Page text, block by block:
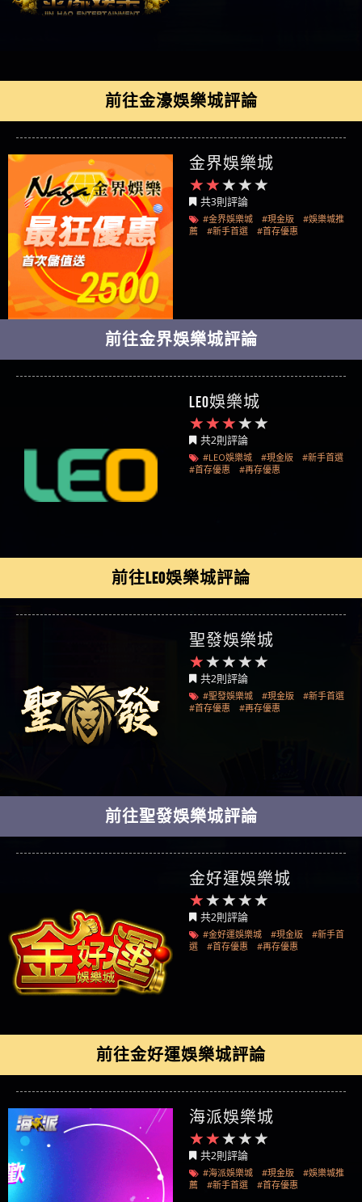
前往金濠娛樂城評論
金界娛樂城
共3則評論
#金界娛樂城 #現金版
#娛樂城推
薦
#新手首選 #首存優惠
前往金界娛樂城評論
LEO娛樂城
共2則評論
#LEO娛樂城 #現金版
#新手首選
#首存優惠
#再存優惠
前往LEO娛樂城評論
聖發娛樂城
共2則評論
#聖發娛樂城 #現金版
#新手首選
#首存優惠
#再存優惠
前往聖發娛樂城評論
金好運娛樂城
共2則評論
#金好運娛樂城 #現金版
#新手首
選
#首存優惠 #再存優惠
前往金好運娛樂城評論
海派娛樂城
共2則評論
#海派娛樂城 #現金版
#娛樂城推
薦
#新手首選 #首存優惠